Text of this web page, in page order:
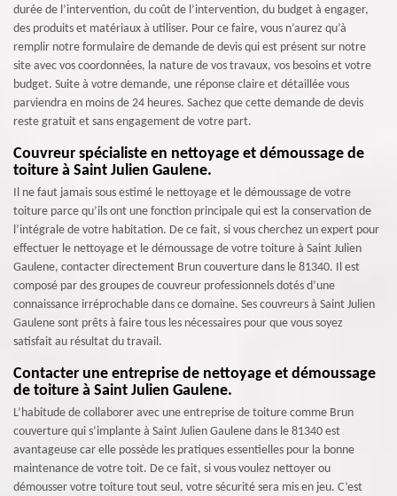
durée de l’intervention, du coût de l’intervention, du budget à engager,
des produits et matériaux à utiliser. Pour ce faire, vous n’aurez qu’à
remplir notre formulaire de demande de devis qui est présent sur notre
site avec vos coordonnées, la nature de vos travaux, vos besoins et votre
budget. Suite à votre demande, une réponse claire et détaillée vous
parviendra en moins de 24 heures. Sachez que cette demande de devis
reste gratuit et sans engagement de votre part.
Couvreur spécialiste en nettoyage et démoussage de
toiture à Saint Julien Gaulene.
Il ne faut jamais sous estimé le nettoyage et le démoussage de votre
toiture parce qu’ils ont une fonction principale qui est la conservation de
l’intégrale de votre habitation. De ce fait, si vous cherchez un expert pour
effectuer le nettoyage et le démoussage de votre toiture à Saint Julien
Gaulene, contacter directement Brun couverture dans le 81340. Il est
composé par des groupes de couvreur professionnels dotés d’une
connaissance irréprochable dans ce domaine. Ses couvreurs à Saint Julien
Gaulene sont prêts à faire tous les nécessaires pour que vous soyez
satisfait au résultat du travail.
Contacter une entreprise de nettoyage et démoussage
de toiture à Saint Julien Gaulene.
L’habitude de collaborer avec une entreprise de toiture comme Brun
couverture qui s’implante à Saint Julien Gaulene dans le 81340 est
avantageuse car elle possède les pratiques essentielles pour la bonne
maintenance de votre toit. De ce fait, si vous voulez nettoyer ou
démousser votre toiture tout seul, votre sécurité sera mis en jeu. C’est